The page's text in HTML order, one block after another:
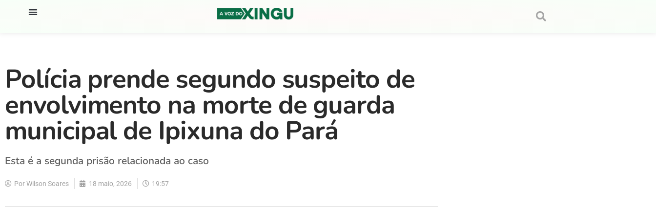
Polícia prende segundo suspeito de
envolvimento na morte de guarda
municipal de Ipixuna do Pará
Esta é a segunda prisão relacionada ao caso
PorWilson Soares 18 maio, 2026 19:57